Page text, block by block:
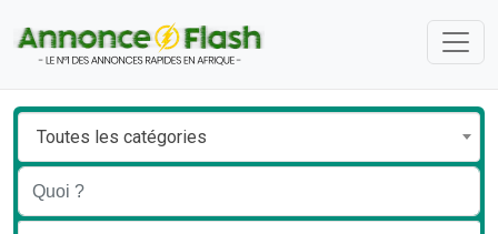
Toutes les catégories